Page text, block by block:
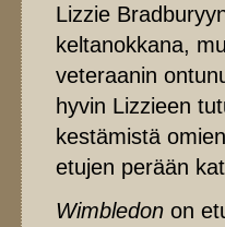
Lizzie
keltanokkana,
veteraanin
hyvin Lizzieen
kestämistä
etujen perään
Wimbledon on